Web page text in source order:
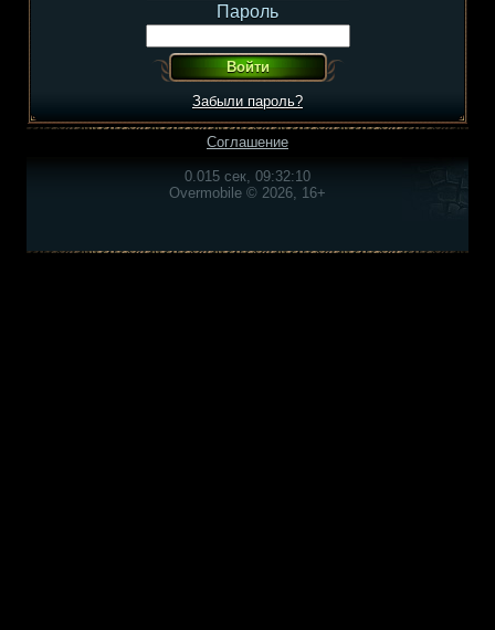
Пароль
Забыли пароль?
Соглашение
0.015 сек, 09:32:10
Overmobile © 2026, 16+